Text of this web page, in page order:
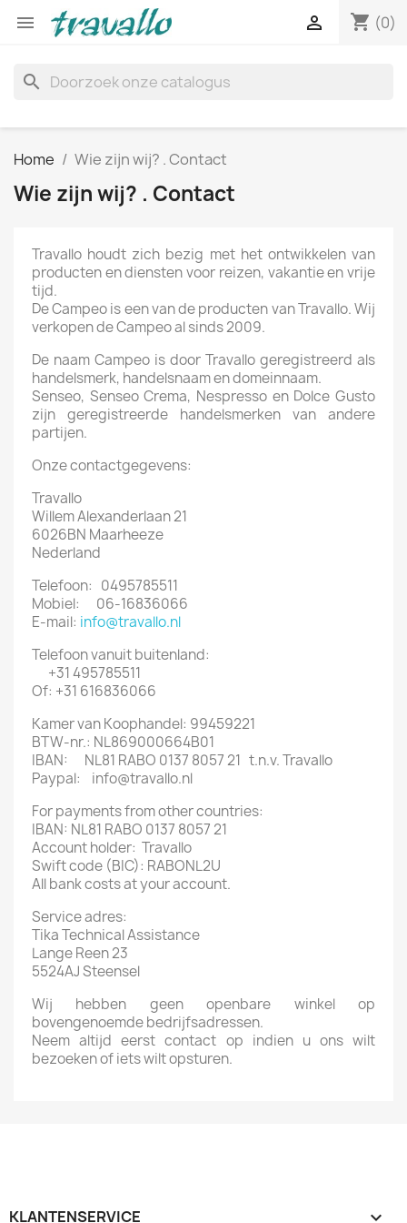
 shopping_cart (0)

search
Home Wie zijn wij? . Contact
Wie zijn wij? . Contact
Travallo houdt zich bezig met het ontwikkelen van
producten en diensten voor reizen, vakantie en vrije
tijd.
De Campeo is een van de producten van Travallo. Wij
verkopen de Campeo al sinds 2009.
De naam Campeo is door Travallo geregistreerd als
handelsmerk, handelsnaam en domeinnaam.
Senseo, Senseo Crema, Nespresso en Dolce Gusto
zijn geregistreerde handelsmerken van andere
partijen.
Onze contactgegevens:
Travallo
Willem Alexanderlaan 21
6026BN Maarheeze
Nederland
Telefoon: 0495785511
Mobiel: 06-16836066
E-mail: info@travallo.nl
Telefoon vanuit buitenland:
+31 495785511
Of: +31 616836066
Kamer van Koophandel: 99459221
BTW-nr.: NL869000664B01
IBAN: NL81 RABO 0137 8057 21 t.n.v. Travallo
Paypal: info@travallo.nl
For payments from other countries:
IBAN: NL81 RABO 0137 8057 21
Account holder: Travallo
Swift code (BIC): RABONL2U
All bank costs at your account.
Service adres:
Tika Technical Assistance
Lange Reen 23
5524AJ Steensel
Wij hebben geen openbare winkel op
bovengenoemde bedrijfsadressen.
Neem altijd eerst contact op indien u ons wilt
bezoeken of iets wilt opsturen.
KLANTENSERVICE 